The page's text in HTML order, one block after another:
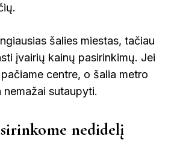
šalies miestas, tačiau
įvairių kainų pasirinkimų. Jei
centre, o šalia metro
sutaupyti.
nedidelį